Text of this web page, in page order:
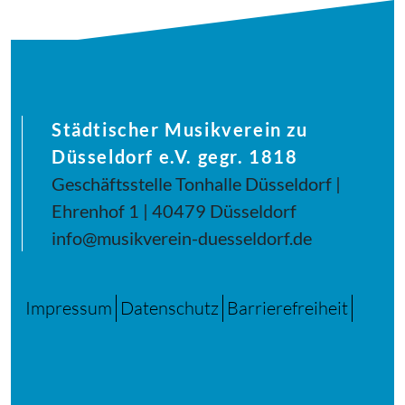
Städtischer Musikverein zu
Düsseldorf e.V. gegr. 1818
Geschäftsstelle Tonhalle Düsseldorf |
Ehrenhof 1 | 40479 Düsseldorf
info@musikverein-duesseldorf.de
Impressum Datenschutz Barrierefreiheit